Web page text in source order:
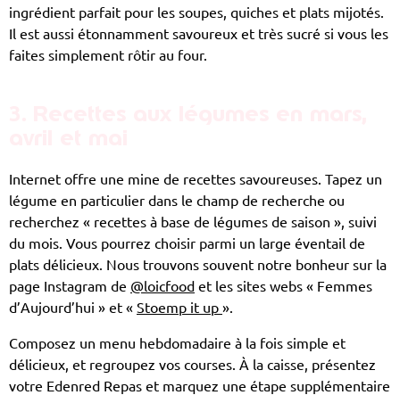
ingrédient parfait pour les soupes, quiches et plats mijotés.
Il est aussi étonnamment savoureux et très sucré si vous les
faites simplement rôtir au four.
Internet offre une mine de recettes savoureuses. Tapez un
légume en particulier dans le champ de recherche ou
recherchez « recettes à base de légumes de saison », suivi
du mois. Vous pourrez choisir parmi un large éventail de
plats délicieux. Nous trouvons souvent notre bonheur sur la
page Instagram de @loicfood et les sites webs « Femmes
d’Aujourd’hui » et « Stoemp it up ».
Composez un menu hebdomadaire à la fois simple et
délicieux, et regroupez vos courses. À la caisse, présentez
votre Edenred Repas et marquez une étape supplémentaire